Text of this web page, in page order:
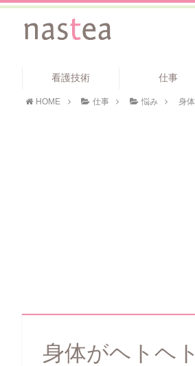
看護技術 仕事
HOME 仕事 悩み 身
身体がヘトヘ